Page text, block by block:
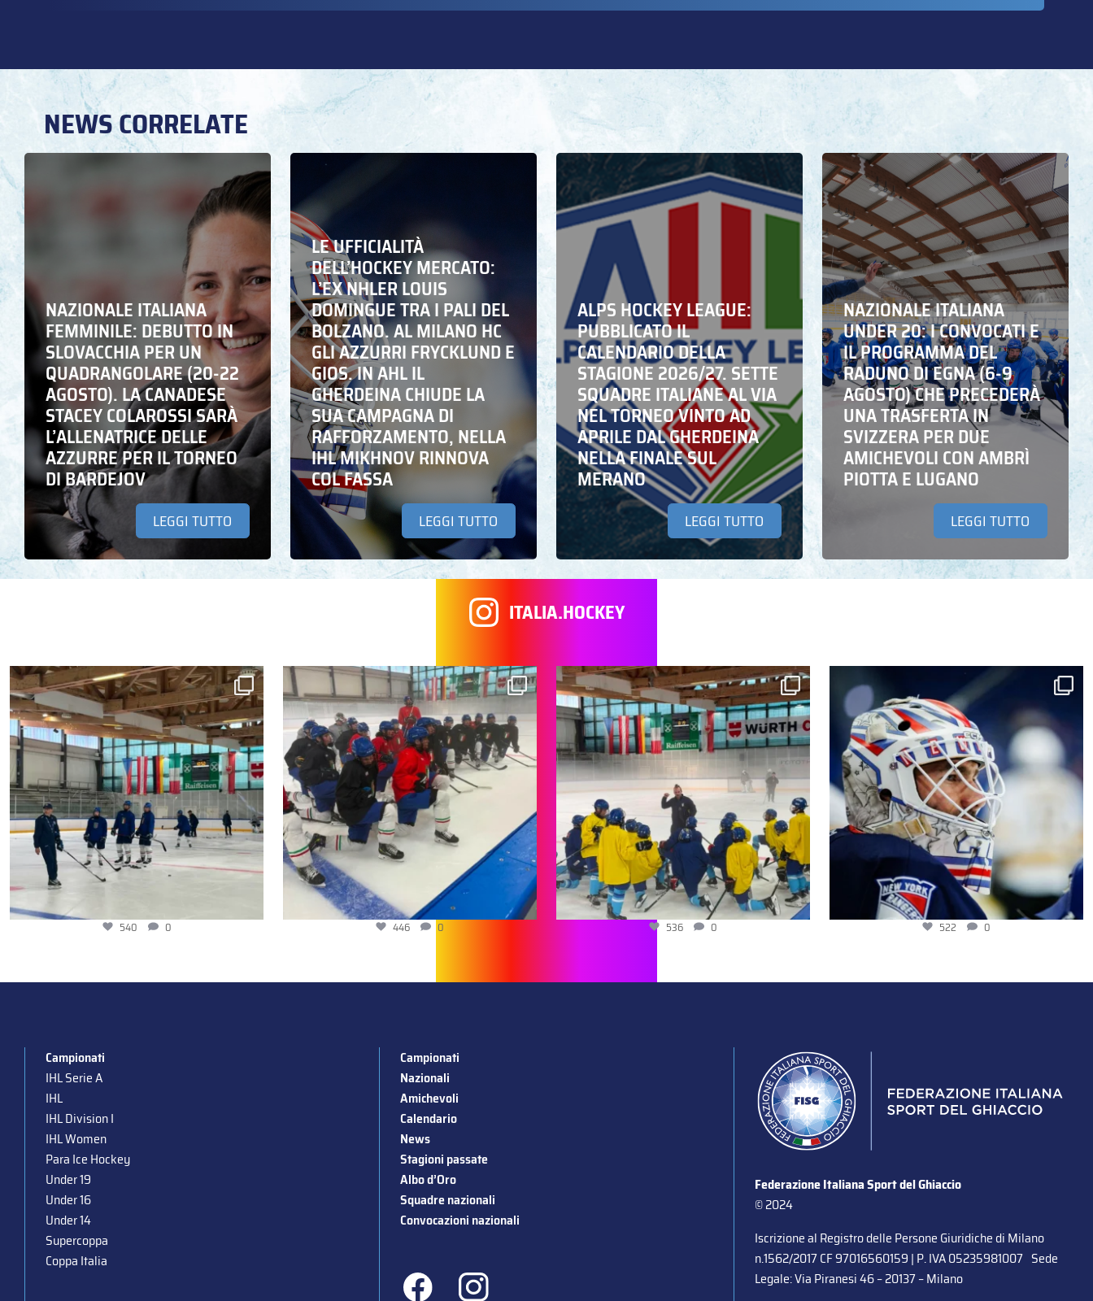
NEWS CORRELATE
NAZIONALE ITALIANA
FEMMINILE: DEBUTTO IN
SLOVACCHIA PER UN
QUADRANGOLARE (20-22
AGOSTO). LA CANADESE
STACEY COLAROSSI SARÀ
L’ALLENATRICE DELLE
AZZURRE PER IL TORNEO
DI BARDEJOV
LEGGI TUTTO
LE UFFICIALITÀ
DELL’HOCKEY MERCATO:
L’EX NHLER LOUIS
DOMINGUE TRA I PALI DEL
BOLZANO. AL MILANO HC
GLI AZZURRI FRYCKLUND E
GIOS. IN AHL IL
GHERDEINA CHIUDE LA
SUA CAMPAGNA DI
RAFFORZAMENTO, NELLA
IHL MIKHNOV RINNOVA
COL FASSA
LEGGI TUTTO
ALPS HOCKEY LEAGUE:
PUBBLICATO IL
CALENDARIO DELLA
STAGIONE 2026/27. SETTE
SQUADRE ITALIANE AL VIA
NEL TORNEO VINTO AD
APRILE DAL GHERDEINA
NELLA FINALE SUL
MERANO
LEGGI TUTTO
NAZIONALE ITALIANA
UNDER 20: I CONVOCATI E
IL PROGRAMMA DEL
RADUNO DI EGNA (6-9
AGOSTO) CHE PRECEDERÀ
UNA TRASFERTA IN
SVIZZERA PER DUE
AMICHEVOLI CON AMBRÌ
PIOTTA E LUGANO
LEGGI TUTTO
ITALIA.HOCKEY
540 0 446 0 536 0 522 0
Campionati
IHL Serie A
IHL
IHL Division I
IHL Women
Para Ice Hockey
Under 19
Under 16
Under 14
Supercoppa
Coppa Italia
Campionati
Nazionali
Amichevoli
Calendario
News
Stagioni passate
Albo d’Oro
Squadre nazionali
Convocazioni nazionali
Federazione Italiana Sport del Ghiaccio
© 2024
Iscrizione al Registro delle Persone Giuridiche di Milano
n.1562/2017 CF 97016560159 | P. IVA 05235981007 Sede
Legale: Via Piranesi 46 – 20137 – Milano